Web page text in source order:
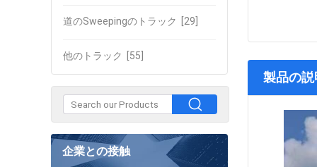
道のSweepingのトラック [29]
他のトラック [55]
企業との接触
製品の